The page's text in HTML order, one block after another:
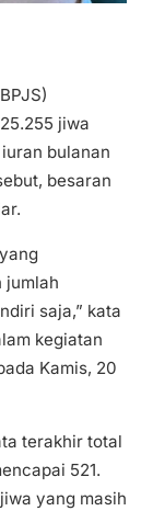
jiwa
bulanan
besaran
jumlah
saja,” kata
kegiatan
Kamis, 20
terakhir total
521.
yang masih